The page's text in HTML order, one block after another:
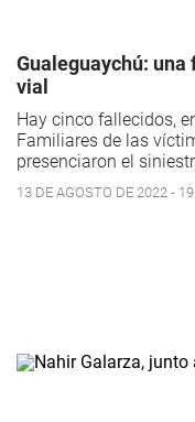
Gualeguaychú:
vial
Hay cinco fallecidos,
Familiares de las
presenciaron el
13 DE AGOSTO DE 2022 -